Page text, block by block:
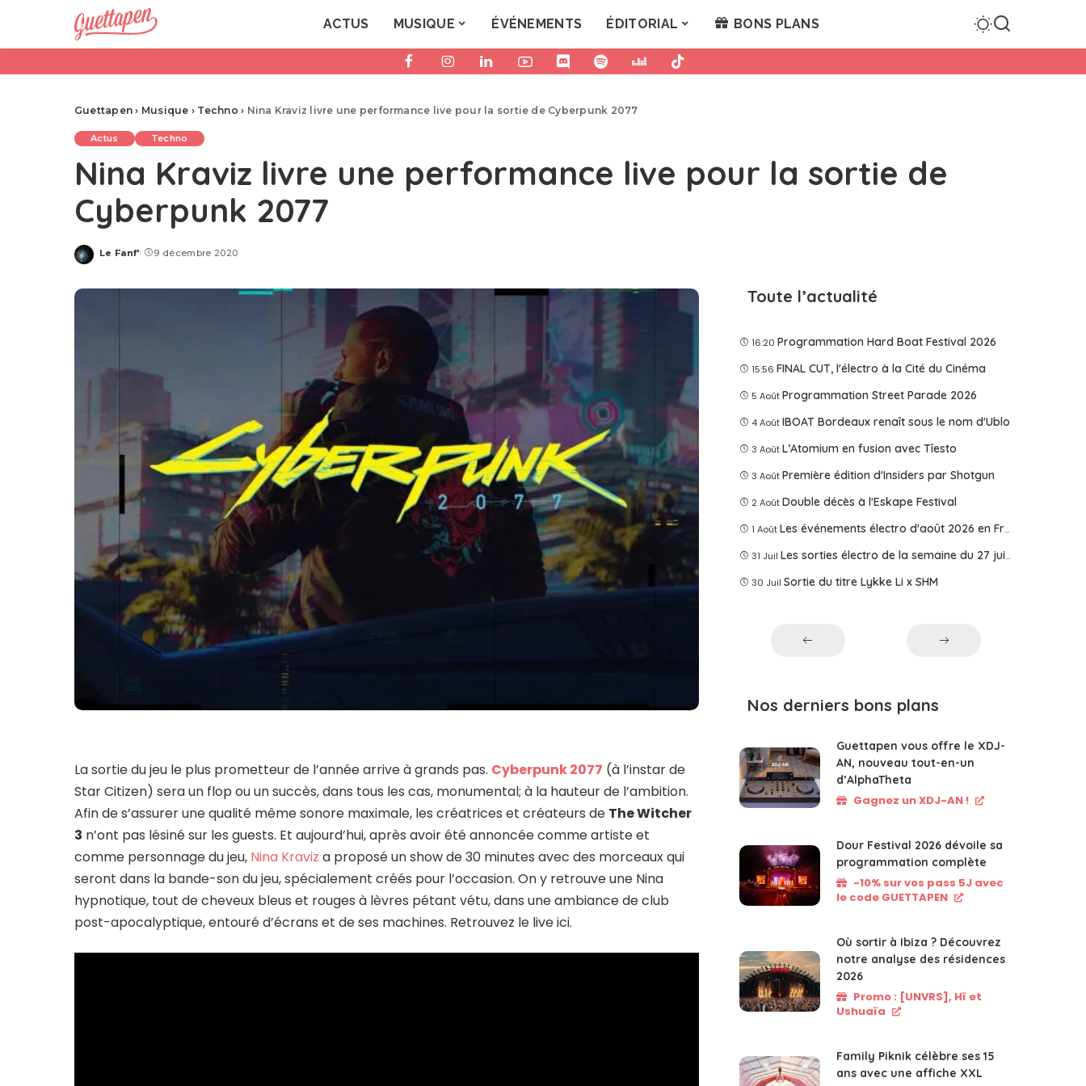
ACTUS MUSIQUE ÉVÉNEMENTS ÉDITORIAL BONS PLANS
Guettapen › Musique › Techno › Nina Kraviz livre une performance live pour la sortie de Cyberpunk 2077
Actus Techno
Nina Kraviz livre une performance live pour la sortie de
Cyberpunk 2077
Posted
Le Fanf' 9 décembre 2020
La sortie du jeu le plus prometteur de l’année arrive à grands pas. Cyberpunk 2077 (à l’instar de
Star Citizen) sera un flop ou un succès, dans tous les cas, monumental; à la hauteur de l’ambition.
Afin de s’assurer une qualité même sonore maximale, les créatrices et créateurs de The Witcher
3 n’ont pas lésiné sur les guests. Et aujourd’hui, après avoir été annoncée comme artiste et
comme personnage du jeu, Nina Kraviz a proposé un show de 30 minutes avec des morceaux qui
seront dans la bande-son du jeu, spécialement créés pour l’occasion. On y retrouve une Nina
hypnotique, tout de cheveux bleus et rouges à lèvres pétant vétu, dans une ambiance de club
post-apocalyptique, entouré d’écrans et de ses machines. Retrouvez le live ici.
Toute l’actualité
16:20 Programmation Hard Boat Festival 2026
15:56 FINAL CUT, l'électro à la Cité du Cinéma
5 Août Programmation Street Parade 2026
4 Août IBOAT Bordeaux renaît sous le nom d'Ublo
3 Août L’Atomium en fusion avec Tîesto
3 Août Première édition d'Insiders par Shotgun
2 Août Double décès à l'Eskape Festival
1 Août Les événements électro d'août 2026 en France
31 Juil Les sorties électro de la semaine du 27 juillet 2026
30 Juil Sortie du titre Lykke Li x SHM
Nos derniers bons plans
Guettapen vous offre le XDJ-
AN, nouveau tout-en-un
d’AlphaTheta
Gagnez un XDJ-AN !
Dour Festival 2026 dévoile sa
programmation complète
-10% sur vos pass 5J avec
le code GUETTAPEN
Où sortir à Ibiza ? Découvrez
notre analyse des résidences
2026
Promo : [UNVRS], Hï et
Ushuaïa
Family Piknik célèbre ses 15
ans avec une affiche XXL